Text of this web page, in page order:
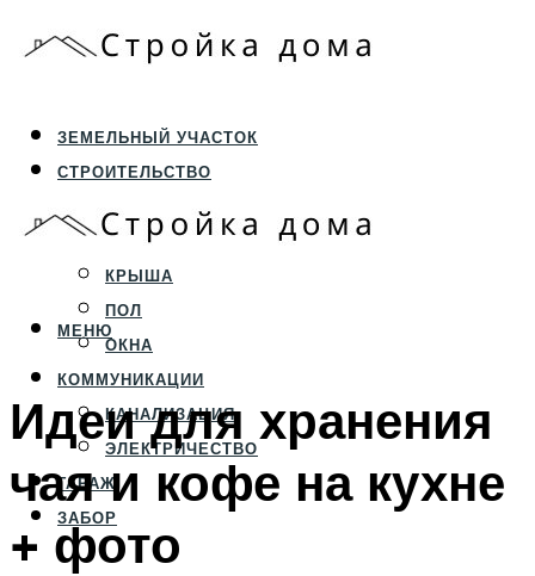
ЗЕМЕЛЬНЫЙ УЧАСТОК
СТРОИТЕЛЬСТВО
ФУНДАМЕНТ И ЦОКОЛЬ
ПЕРЕКРЫТИЯ И СТЕНЫ
КРЫША
ПОЛ
ОКНА
КОММУНИКАЦИИ
КАНАЛИЗАЦИЯ
ЭЛЕКТРИЧЕСТВО
ГАРАЖ
ЗАБОР
МЕНЮ
Идеи для хранения
чая и кофе на кухне
+ фото